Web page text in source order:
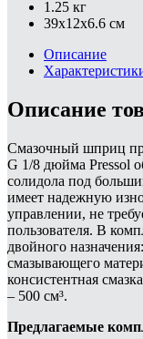
1.25 кг
39x12x6.6 см
Описание
Описание
Смазочный шприц
G 1/8 дюйма Pressol
солидола под
имеет надежную
управлении, не
пользователя. В
двойного
смазывающего
консистентная
– 500 см³.
Предлагаемые